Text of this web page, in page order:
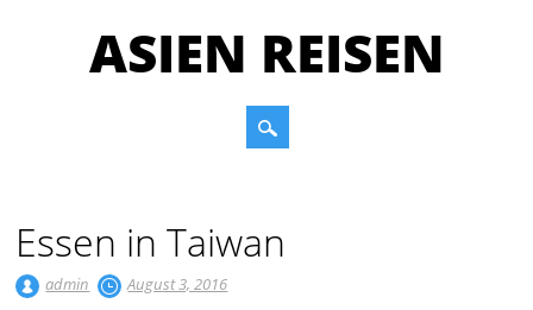
ASIEN REISEN
Essen in Taiwan
admin August 3, 2016